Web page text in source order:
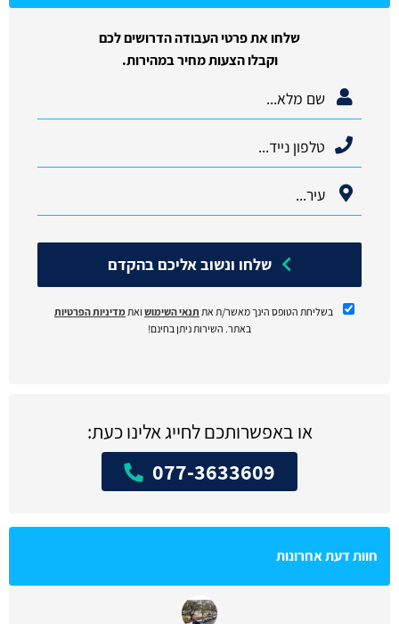
שלחו את פרטי העבודה הדרושים לכם
וקבלו הצעות מחיר במהירות.
בשליחת הטופס הינך מאשר/ת את תנאי השימוש ואת מדיניות הפרטיות
באתר. השירות ניתן בחינם!
או באפשרותכם לחייג אלינו כעת:
077-3633609
חוות דעת אחרונות